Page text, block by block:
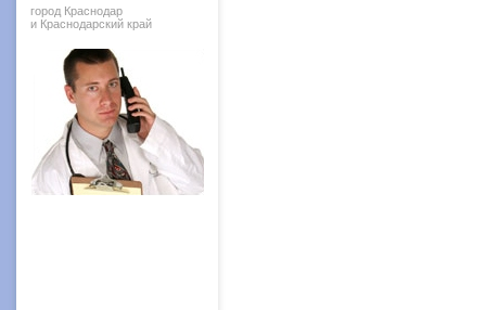
город Краснодар
и Краснодарский край